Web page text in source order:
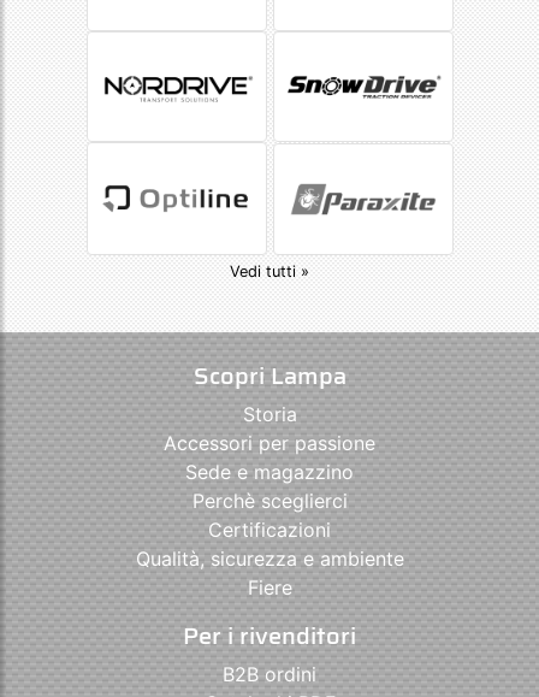
Vedi tutti »
Scopri Lampa
Storia
Accessori per passione
Sede e magazzino
Perchè sceglierci
Certificazioni
Qualità, sicurezza e ambiente
Fiere
Per i rivenditori
B2B ordini